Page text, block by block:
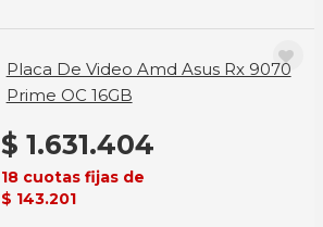
Placa De Video Amd Asus Rx 9070
Prime OC 16GB
$ 1.631.404
18 cuotas fijas de
$ 143.201